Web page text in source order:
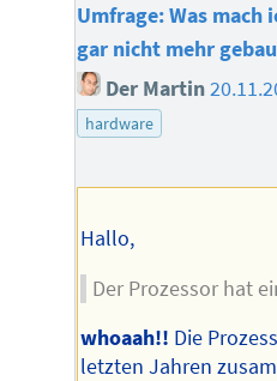
Umfrage: Was mach
gar nicht mehr
Der Martin
hardware
Hallo,
Der Prozessor hat
whoaah!! Die
letzten Jahren